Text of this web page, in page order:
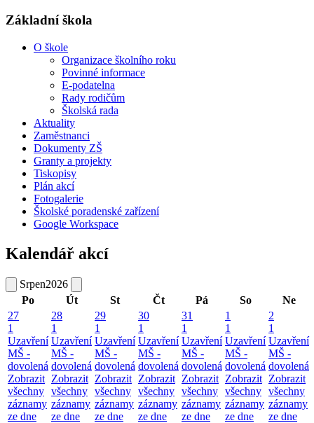
Základní škola
O škole
Organizace školního roku
Povinné informace
E-podatelna
Rady rodičům
Školská rada
Aktuality
Zaměstnanci
Dokumenty ZŠ
Granty a projekty
Tiskopisy
Plán akcí
Fotogalerie
Školské poradenské zařízení
Google Workspace
Kalendář akcí
Srpen2026
Po
Út St Čt Pá So
Ne
27
1
Uzavření
MŠ -
dovolená
Zobrazit
všechny
záznamy
ze dne
28
1
Uzavření
MŠ -
dovolená
Zobrazit
všechny
záznamy
ze dne
29
1
Uzavření
MŠ -
dovolená
Zobrazit
všechny
záznamy
ze dne
30
1
Uzavření
MŠ -
dovolená
Zobrazit
všechny
záznamy
ze dne
31
1
Uzavření
MŠ -
dovolená
Zobrazit
všechny
záznamy
ze dne
1
1
Uzavření
MŠ -
dovolená
Zobrazit
všechny
záznamy
ze dne
2
1
Uzavření
MŠ -
dovolená
Zobrazit
všechny
záznamy
ze dne